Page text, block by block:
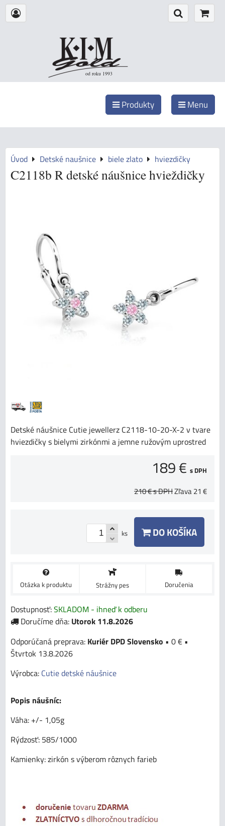
od roku 1993
Produkty Menu
Úvod Detské naušnice biele zlato hviezdičky
C2118b R detské náušnice hvieždičky
Detské náušnice Cutie jewellerz C2118-10-20-X-2 v tvare
hviezdičky s bielymi zirkónmi a jemne ružovým uprostred
189 € s DPH
210 €s DPHZľava21 €
ks DO KOŠÍKA
Otázka k produktu Strážny pes Doručenia
Dostupnosť:SKLADOM - ihneď k odberu
Doručíme dňa: Utorok 11.8.2026
Kuriér DPD Slovensko • 0 € •
Štvrtok 13.8.2026
Výrobca: Cutie detské náušnice
Popis náušníc:
Váha: +/- 1,05g
Rýdzosť: 585/1000
Kamienky: zirkón s výberom rôznych farieb